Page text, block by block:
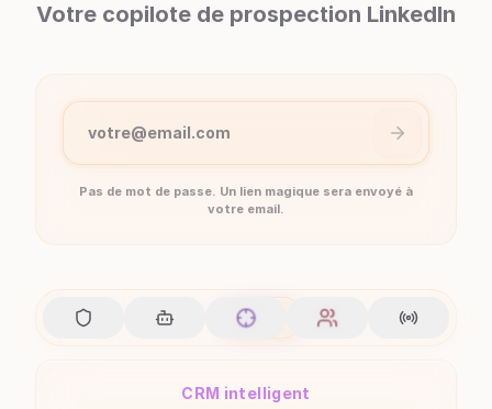
Votre copilote de prospection LinkedIn
votre@email.com
Pas de mot de passe. Un lien magique sera envoyé à
votre email.
CRM intelligent